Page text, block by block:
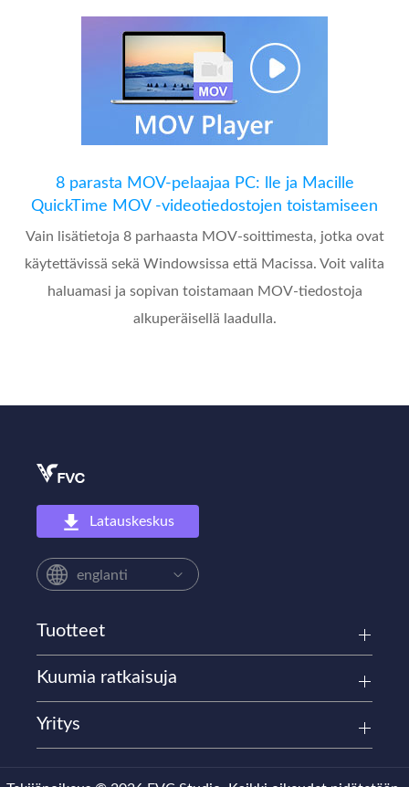
8 parasta MOV-pelaajaa PC: lle ja Macille
QuickTime MOV -videotiedostojen toistamiseen
Vain lisätietoja 8 parhaasta MOV-soittimesta, jotka ovat
käytettävissä sekä Windowsissa että Macissa. Voit valita
haluamasi ja sopivan toistamaan MOV-tiedostoja
alkuperäisellä laadulla.
Latauskeskus
englanti
Tuotteet
Kuumia ratkaisuja
Yritys